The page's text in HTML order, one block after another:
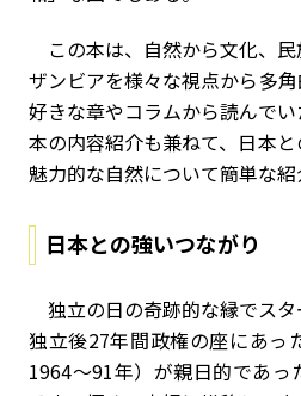
この本は、自然から文化、
ザンビアを様々な視点から多角
好きな章やコラムから読んでい
本の内容紹介も兼ねて、日本
魅力的な自然について簡単な紹
日本との強いつながり
独立の日の奇跡的な縁でスタ
独立後27年間政権の座にあっ
1964～91年）が親日的であっ